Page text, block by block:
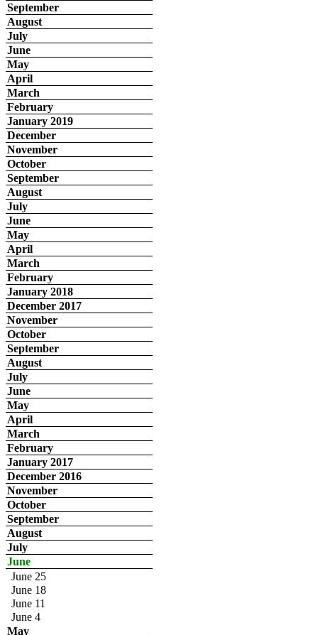
September
August
July
June
May
April
March
February
January 2019
December
November
October
September
August
July
June
May
April
March
February
January 2018
December 2017
November
October
September
August
July
June
May
April
March
February
January 2017
December 2016
November
October
September
August
July
June
June 25
June 18
June 11
June 4
May